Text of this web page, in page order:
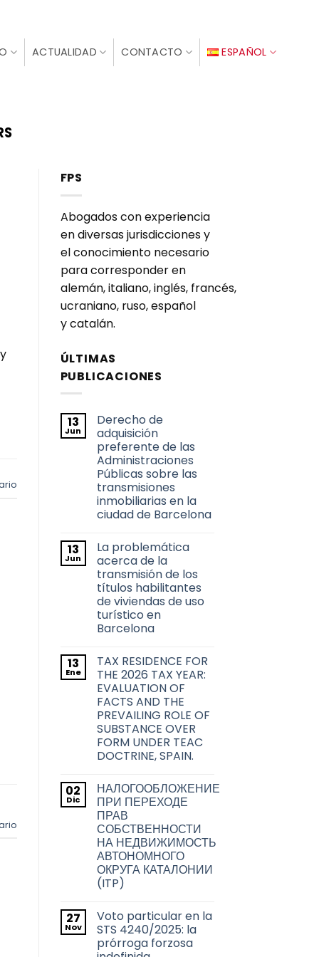
ACTUALIDAD CONTACTO ESPAÑOL
FPS
Abogados con experiencia
en diversas jurisdicciones y
el conocimiento necesario
para corresponder en
alemán, italiano, inglés, francés,
ucraniano, ruso, español
y catalán.
ÚLTIMAS
PUBLICACIONES
13
Jun
Derecho de
adquisición
preferente de las
Administraciones
Públicas sobre las
transmisiones
inmobiliarias en la
ciudad de Barcelona
comentarios
en
Derecho
de
adquisición
preferente
de
las
Administraciones
Públicas
transmisiones
inmobiliarias
en
la
ciudad
de
Barcelona
13
Jun
La problemática
acerca de la
transmisión de los
títulos habilitantes
de viviendas de uso
turístico en
Barcelona
comentarios
en
La
problemática
acerca
de
la
transmisión
de
los
títulos
habilitantes
viviendas
de
uso
turístico
en
Barcelona
13
Ene
TAX RESIDENCE FOR
THE 2026 TAX YEAR:
EVALUATION OF
FACTS AND THE
PREVAILING ROLE OF
SUBSTANCE OVER
FORM UNDER TEAC
DOCTRINE, SPAIN.
comentarios
en
TAX
RESIDENCE
FOR
THE
2026
TAX
YEAR:
EVALUATION
OF
FACTS
PREVAILING
ROLE
OF
SUBSTANCE
02
Dic
НАЛОГООБЛОЖЕНИЕ
ПРИ ПЕРЕХОДЕ
ПРАВ
СОБСТВЕННОСТИ
НА НЕДВИЖИМОСТЬ
АВТОНОМНОГО
ОКРУГА КАТАЛОНИИ
(ITP)
comentarios
en
НАЛОГООБЛОЖЕНИЕ
ПРИ
ПЕРЕХОДЕ
27
Nov
Voto particular en la
STS 4240/2025: la
prórroga forzosa